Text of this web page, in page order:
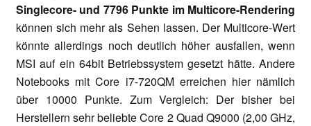
Singlecore- und 7796 Punkte im Multicore-Rendering
können sich mehr als Sehen lassen. Der Multicore-Wert
könnte allerdings noch deutlich höher ausfallen, wenn
MSI auf ein 64bit Betriebssystem gesetzt hätte. Andere
Notebooks mit Core i7-720QM erreichen hier nämlich
über 10000 Punkte. Zum Vergleich: Der bisher bei
Herstellern sehr beliebte Core 2 Quad Q9000 (2,00 GHz,